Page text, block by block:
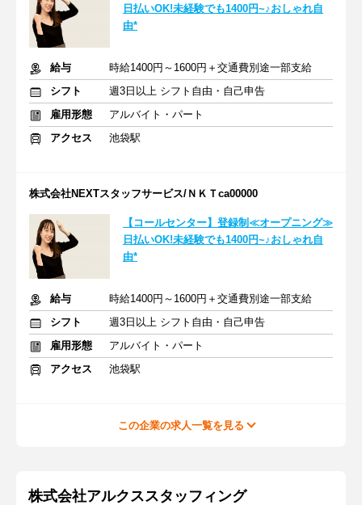
日払いOK!未経験でも1400円~♪おしゃれ自
由*
給与
時給1400円～1600円＋交通費別途一部支給
シフト
週3日以上 シフト自由・自己申告
雇用形態
アルバイト・パート
アクセス
池袋駅
株式会社NEXTスタッフサービス/ＮＫＴca00000
【コールセンター】登録制≪オープニング≫
日払いOK!未経験でも1400円~♪おしゃれ自
由*
給与
時給1400円～1600円＋交通費別途一部支給
シフト
週3日以上 シフト自由・自己申告
雇用形態
アルバイト・パート
アクセス
池袋駅
この企業の求人一覧を見る
株式会社アルクススタッフィング